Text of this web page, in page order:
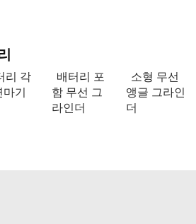
리 각
마기
배터리 포
함 무선 그
라인더
소형 무선
앵글 그라인
더